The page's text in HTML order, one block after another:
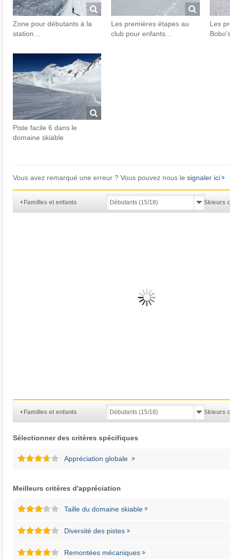
Zone pour débutants à la
station…
Les premières étapes au
club pour enfants…
Les
Piste facile 6 dans le
domaine skiable
Vous avez remarqué une erreur ? Vous pouvez nous le signaler ici
Familles et enfants Skieurs
Familles et enfants Skieurs
Sélectionner des critères spécifiques
Appréciation globale
Meilleurs critères d'appréciation
Taille du domaine skiable
Diversité des pistes
Remontées mécaniques